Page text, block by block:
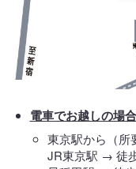
電車でお越しの場合
東京駅から（所
JR東京駅 → 徒